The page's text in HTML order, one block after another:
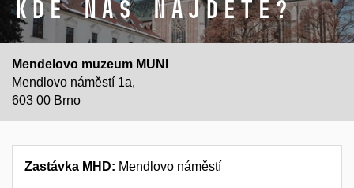
Kde nás najdete?
Mendelovo muzeum MUNI
Mendlovo náměstí 1a,
603 00 Brno
Zastávka MHD: Mendlovo náměstí